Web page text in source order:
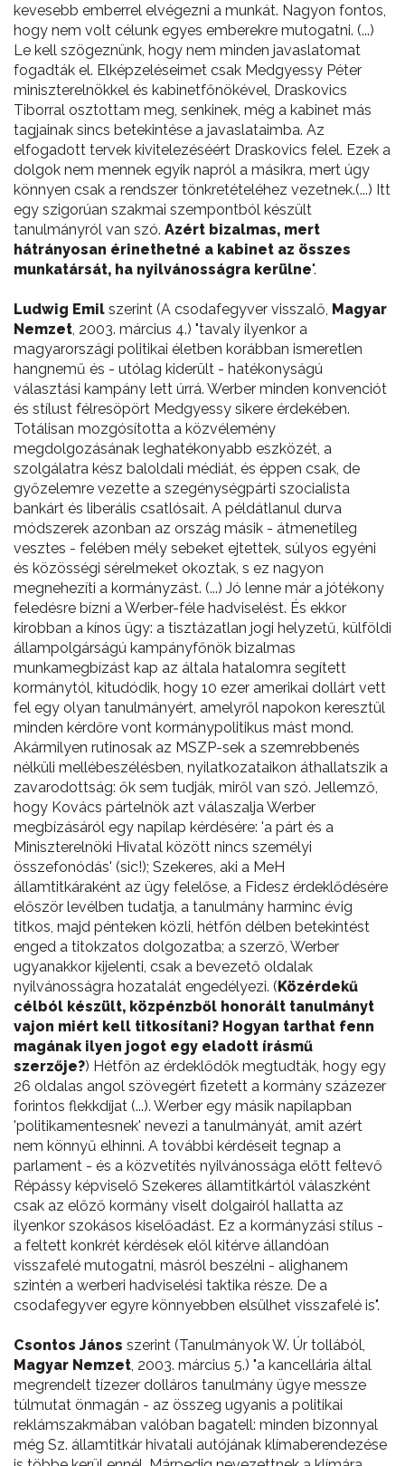
kevesebb emberrel elvégezni a munkát. Nagyon fontos,
hogy nem volt célunk egyes emberekre mutogatni. (...)
Le kell szögeznünk, hogy nem minden javaslatomat
fogadták el. Elképzeléseimet csak Medgyessy Péter
miniszterelnökkel és kabinetfőnökével, Draskovics
Tiborral osztottam meg, senkinek, még a kabinet más
tagjainak sincs betekintése a javaslataimba. Az
elfogadott tervek kivitelezéséért Draskovics felel. Ezek a
dolgok nem mennek egyik napról a másikra, mert úgy
könnyen csak a rendszer tönkretételéhez vezetnek.(...) Itt
egy szigorúan szakmai szempontból készült
tanulmányról van szó. Azért bizalmas, mert
hátrányosan érinethetné a kabinet az összes
munkatársát, ha nyilvánosságra kerülne".
Ludwig Emil szerint (A csodafegyver visszalő, Magyar
Nemzet, 2003. március 4.) "tavaly ilyenkor a
magyarországi politikai életben korábban ismeretlen
hangnemű és - utólag kiderült - hatékonyságú
választási kampány lett úrrá. Werber minden konvenciót
és stílust félresöpört Medgyessy sikere érdekében.
Totálisan mozgósította a közvélemény
megdolgozásának leghatékonyabb eszközét, a
szolgálatra kész baloldali médiát, és éppen csak, de
győzelemre vezette a szegénységpárti szocialista
bankárt és liberális csatlósait. A példátlanul durva
módszerek azonban az ország másik - átmenetileg
vesztes - felében mély sebeket ejtettek, súlyos egyéni
és közösségi sérelmeket okoztak, s ez nagyon
megnehezíti a kormányzást. (...) Jó lenne már a jótékony
feledésre bízni a Werber-féle hadviselést. És ekkor
kirobban a kínos ügy: a tisztázatlan jogi helyzetű, külföldi
állampolgárságú kampányfőnök bizalmas
munkamegbízást kap az általa hatalomra segített
kormánytól, kitudódik, hogy 10 ezer amerikai dollárt vett
fel egy olyan tanulmányért, amelyről napokon keresztül
minden kérdőre vont kormánypolitikus mást mond.
Akármilyen rutinosak az MSZP-sek a szemrebbenés
nélküli mellébeszélésben, nyilatkozataikon áthallatszik a
zavarodottság: ők sem tudják, miről van szó. Jellemző,
hogy Kovács pártelnök azt válaszalja Werber
megbízásáról egy napilap kérdésére: 'a párt és a
Miniszterelnöki Hivatal között nincs személyi
összefonódás' (sic!); Szekeres, aki a MeH
államtitkáraként az ügy felelőse, a Fidesz érdeklődésére
először levélben tudatja, a tanulmány harminc évig
titkos, majd pénteken közli, hétfőn délben betekintést
enged a titokzatos dolgozatba; a szerző, Werber
ugyanakkor kijelenti, csak a bevezető oldalak
nyilvánosságra hozatalát engedélyezi. (Közérdekű
célból készült, közpénzből honorált tanulmányt
vajon miért kell titkosítani? Hogyan tarthat fenn
magának ilyen jogot egy eladott írásmű
szerzője?) Hétfőn az érdeklődők megtudták, hogy egy
26 oldalas angol szövegért fizetett a kormány százezer
forintos flekkdíjat (...). Werber egy másik napilapban
'politikamentesnek' nevezi a tanulmányát, amit azért
nem könnyű elhinni. A további kérdéseit tegnap a
parlament - és a közvetítés nyilvánossága előtt feltevő
Répássy képviselő Szekeres államtitkártól válaszként
csak az előző kormány viselt dolgairól hallatta az
ilyenkor szokásos kiselőadást. Ez a kormányzási stílus -
a feltett konkrét kérdések elől kitérve állandóan
visszafelé mutogatni, másról beszélni - alighanem
szintén a werberi hadviselési taktika része. De a
csodafegyver egyre könnyebben elsülhet visszafelé is".
Csontos János szerint (Tanulmányok W. Úr tollából,
Magyar Nemzet, 2003. március 5.) "a kancellária által
megrendelt tízezer dolláros tanulmány ügye messze
túlmutat önmagán - az összeg ugyanis a politikai
reklámszakmában valóban bagatell: minden bizonnyal
még Sz. államtitkár hivatali autójának klímaberendezése